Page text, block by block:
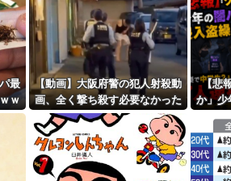
を走行中の車からリアガラスが飛んでく
ルすべきか…1万年ぶり史上最大級の火
せ
タキ！」リヴァプール南野がバースデー
最
ｗ
【動画】大阪府警の犯人射殺動
画、全く撃ち殺す必要なかった
ｗｗｗｗｗｗｗｗｗｗｗ
【悲
か」少